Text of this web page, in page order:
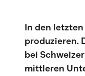
In den
produzieren.
bei
mittleren